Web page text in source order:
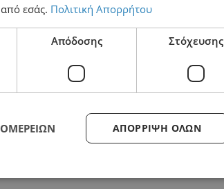
εσάς. Πολιτική Απορρήτου
Απόδοσης Στόχευσης
ΑΠΌΡΡΙΨΗ ΌΛΩΝ